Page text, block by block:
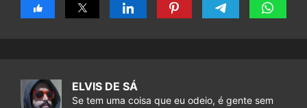
ELVIS DE SÁ
Se tem uma coisa que eu odeio, é gente sem